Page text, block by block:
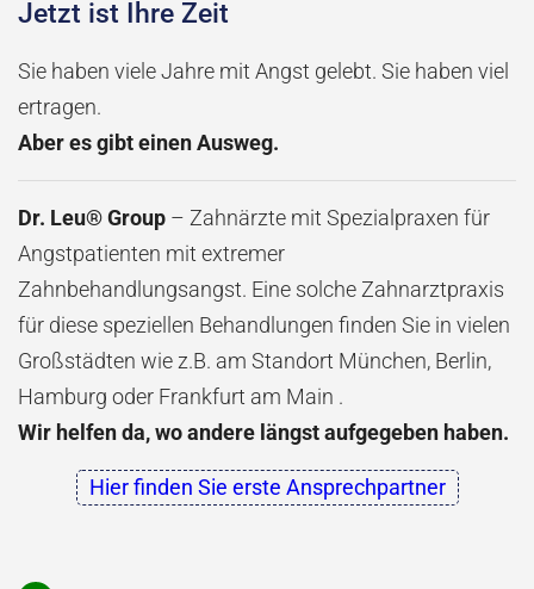
Jetzt ist Ihre Zeit
Sie haben viele Jahre mit Angst gelebt. Sie haben viel
ertragen.
Aber es gibt einen Ausweg.
Dr. Leu® Group – Zahnärzte mit Spezialpraxen für
Angstpatienten mit extremer
Zahnbehandlungsangst. Eine solche Zahnarztpraxis
für diese speziellen Behandlungen finden Sie in vielen
Großstädten wie z.B. am Standort München, Berlin,
Hamburg oder Frankfurt am Main ​​​​​.
Wir helfen da, wo andere längst aufgegeben haben.
Hier finden Sie erste Ansprechpartner